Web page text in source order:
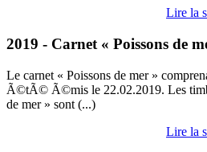
Lire la
2019 - Carnet « Poissons de
Le carnet « Poissons de mer »
Ã©tÃ© Ã©mis le 22.02.2019. Les
de mer » sont (...)
Lire la